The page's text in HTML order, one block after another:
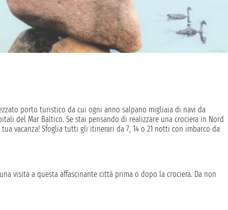
porto turistico da cui ogni anno salpano migliaia di navi da
del Mar Baltico. Se stai pensando di realizzare una crociera in Nord
vacanza! Sfoglia tutti gli itinerari da 7, 14 o 21 notti con imbarco da
visita a questa affascinante città prima o dopo la crociera. Da non